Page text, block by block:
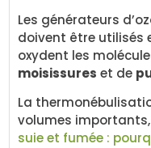
Les générateurs
doivent être utilisés
oxydent les
moisissures et de
La
volumes
suie et fumée :